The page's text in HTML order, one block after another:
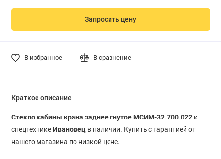
Запросить цену
В избранное В сравнение
Краткое описание
Стекло кабины крана заднее гнутое МСИМ-32.700.022к
спецтехникеИвановецв наличии. Купить с гарантией от
нашего магазина по низкой цене.